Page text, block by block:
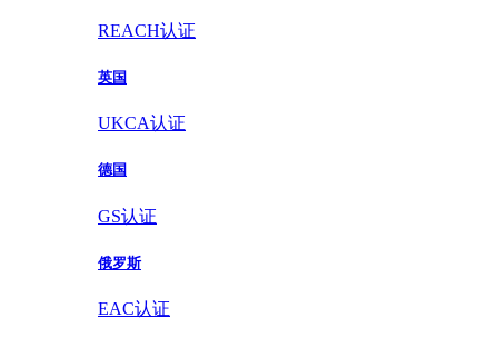
REACH认证
英国
UKCA认证
德国
GS认证
俄罗斯
EAC认证